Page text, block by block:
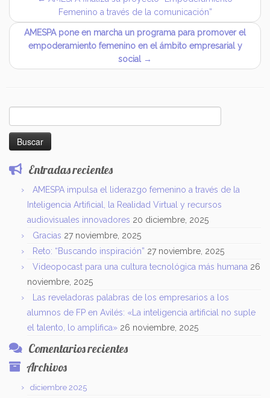
Femenino a través de la comunicación”
AMESPA pone en marcha un programa para promover el
empoderamiento femenino en el ámbito empresarial y
social →
Entradas recientes
AMESPA impulsa el liderazgo femenino a través de la
Inteligencia Artificial, la Realidad Virtual y recursos
audiovisuales innovadores 20 diciembre, 2025
Gracias 27 noviembre, 2025
Reto: “Buscando inspiración” 27 noviembre, 2025
Videopocast para una cultura tecnológica más humana 26
noviembre, 2025
Las reveladoras palabras de los empresarios a los
alumnos de FP en Avilés: «La inteligencia artificial no suple
el talento, lo amplifica» 26 noviembre, 2025
Comentarios recientes
Archivos
diciembre 2025